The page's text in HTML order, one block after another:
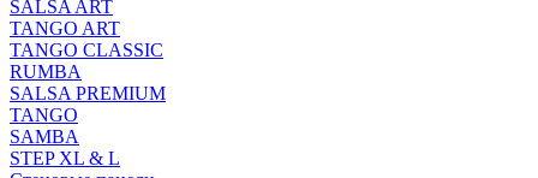
SALSA ART
TANGO ART
TANGO CLASSIC
RUMBA
SALSA PREMIUM
TANGO
SAMBA
STEP XL & L